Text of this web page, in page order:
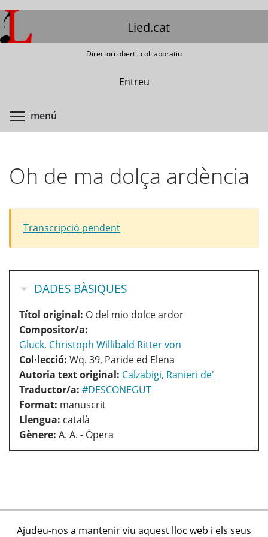
Vés
al
contingut
Lied.cat
Directori obert i col·laboratiu
Entreu
menú
Oh de ma dolça ardència
Transcripció pendent
OCULTA
DADES BÀSIQUES
Títol original: O del mio dolce ardor
Compositor/a:
Gluck, Christoph Willibald Ritter von
Col·lecció: Wq. 39, Paride ed Elena
Autoria text original: Calzabigi, Ranieri de'
Traductor/a: #DESCONEGUT
Format: manuscrit
Llengua: català
Gènere: A. A. - Òpera
Ajudeu-nos a mantenir viu aquest lloc web i els seus